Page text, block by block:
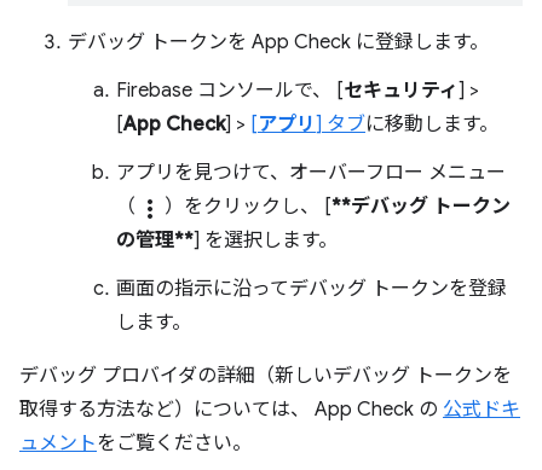
デバッグ トークンを App Check に登録します。
Firebase コンソールで、 [セキュリティ ] >
[App Check] > [アプリ ] タブに移動します。
アプリを見つけて、オーバーフロー メニュー
（ more_vert ）をクリックし、 [**デバッグ トークン
の管理**] を選択します。
画面の指示に沿ってデバッグ トークンを登録
します。
デバッグ プロバイダの詳細（新しいデバッグ トークンを
取得する方法など）については、 App Check の 公式ドキ
ュメントをご覧ください。